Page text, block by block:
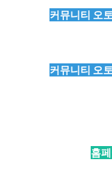
커뮤니티 오
커뮤니티 오
홈